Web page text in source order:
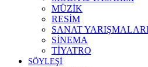
MÜZİK
RESİM
SANAT
SİNEMA
TİYATRO
SÖYLEŞİ